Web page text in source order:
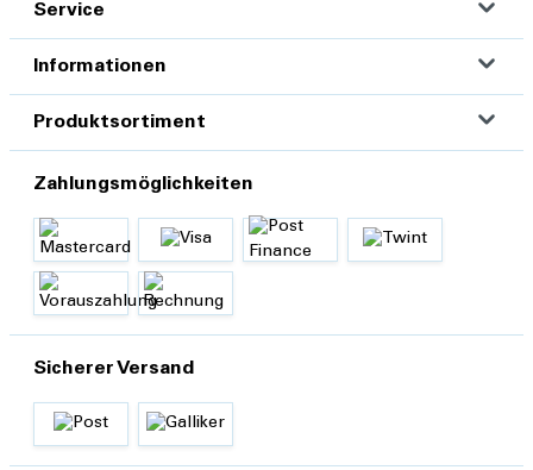
Service
Informationen
Produktsortiment
Zahlungsmöglichkeiten
Sicherer Versand